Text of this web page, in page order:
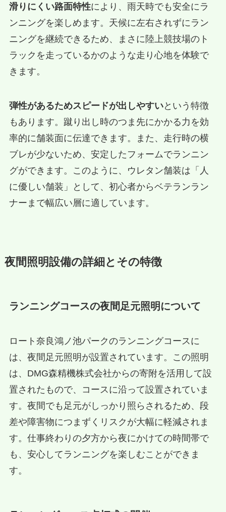
滑りにくい路面特性により、雨天時でも安全にラ
ンニングを楽しめます。天候に左右されずにラン
ニングを継続できるため、まさに陸上競技場のト
ラックを走っているかのような走り心地を体験で
きます。
弾性があるためスピードが出しやすいという特徴
もあります。蹴り出し時のつま先にかかる力を効
率的に舗装面に伝達できます。また、走行時の横
ブレが少ないため、安定したフォームでランニン
グができます。このように、ウレタン舗装は「人
に優しい舗装」として、初心者からベテランラン
ナーまで幅広い層に適しています。
夜間照明設備の詳細とその特徴
ランニングコースの夜間足元照明について
ロート奈良鴻ノ池パークのランニングコースに
は、夜間足元照明が設置されています。この照明
は、DMG森精機株式会社からの寄附を活用して設
置されたもので、コースに沿って設置されていま
す。夜間でも足元がしっかり照らされるため、段
差や障害物につまずくリスクが大幅に軽減されま
す。仕事終わりの夕方から夜にかけての時間帯で
も、安心してランニングを楽しむことができま
す。